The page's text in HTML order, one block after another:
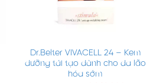
Dr.Belter VIVACELL 24 – Kem
dưỡng tái tạo dành cho da lão
hóa sớm